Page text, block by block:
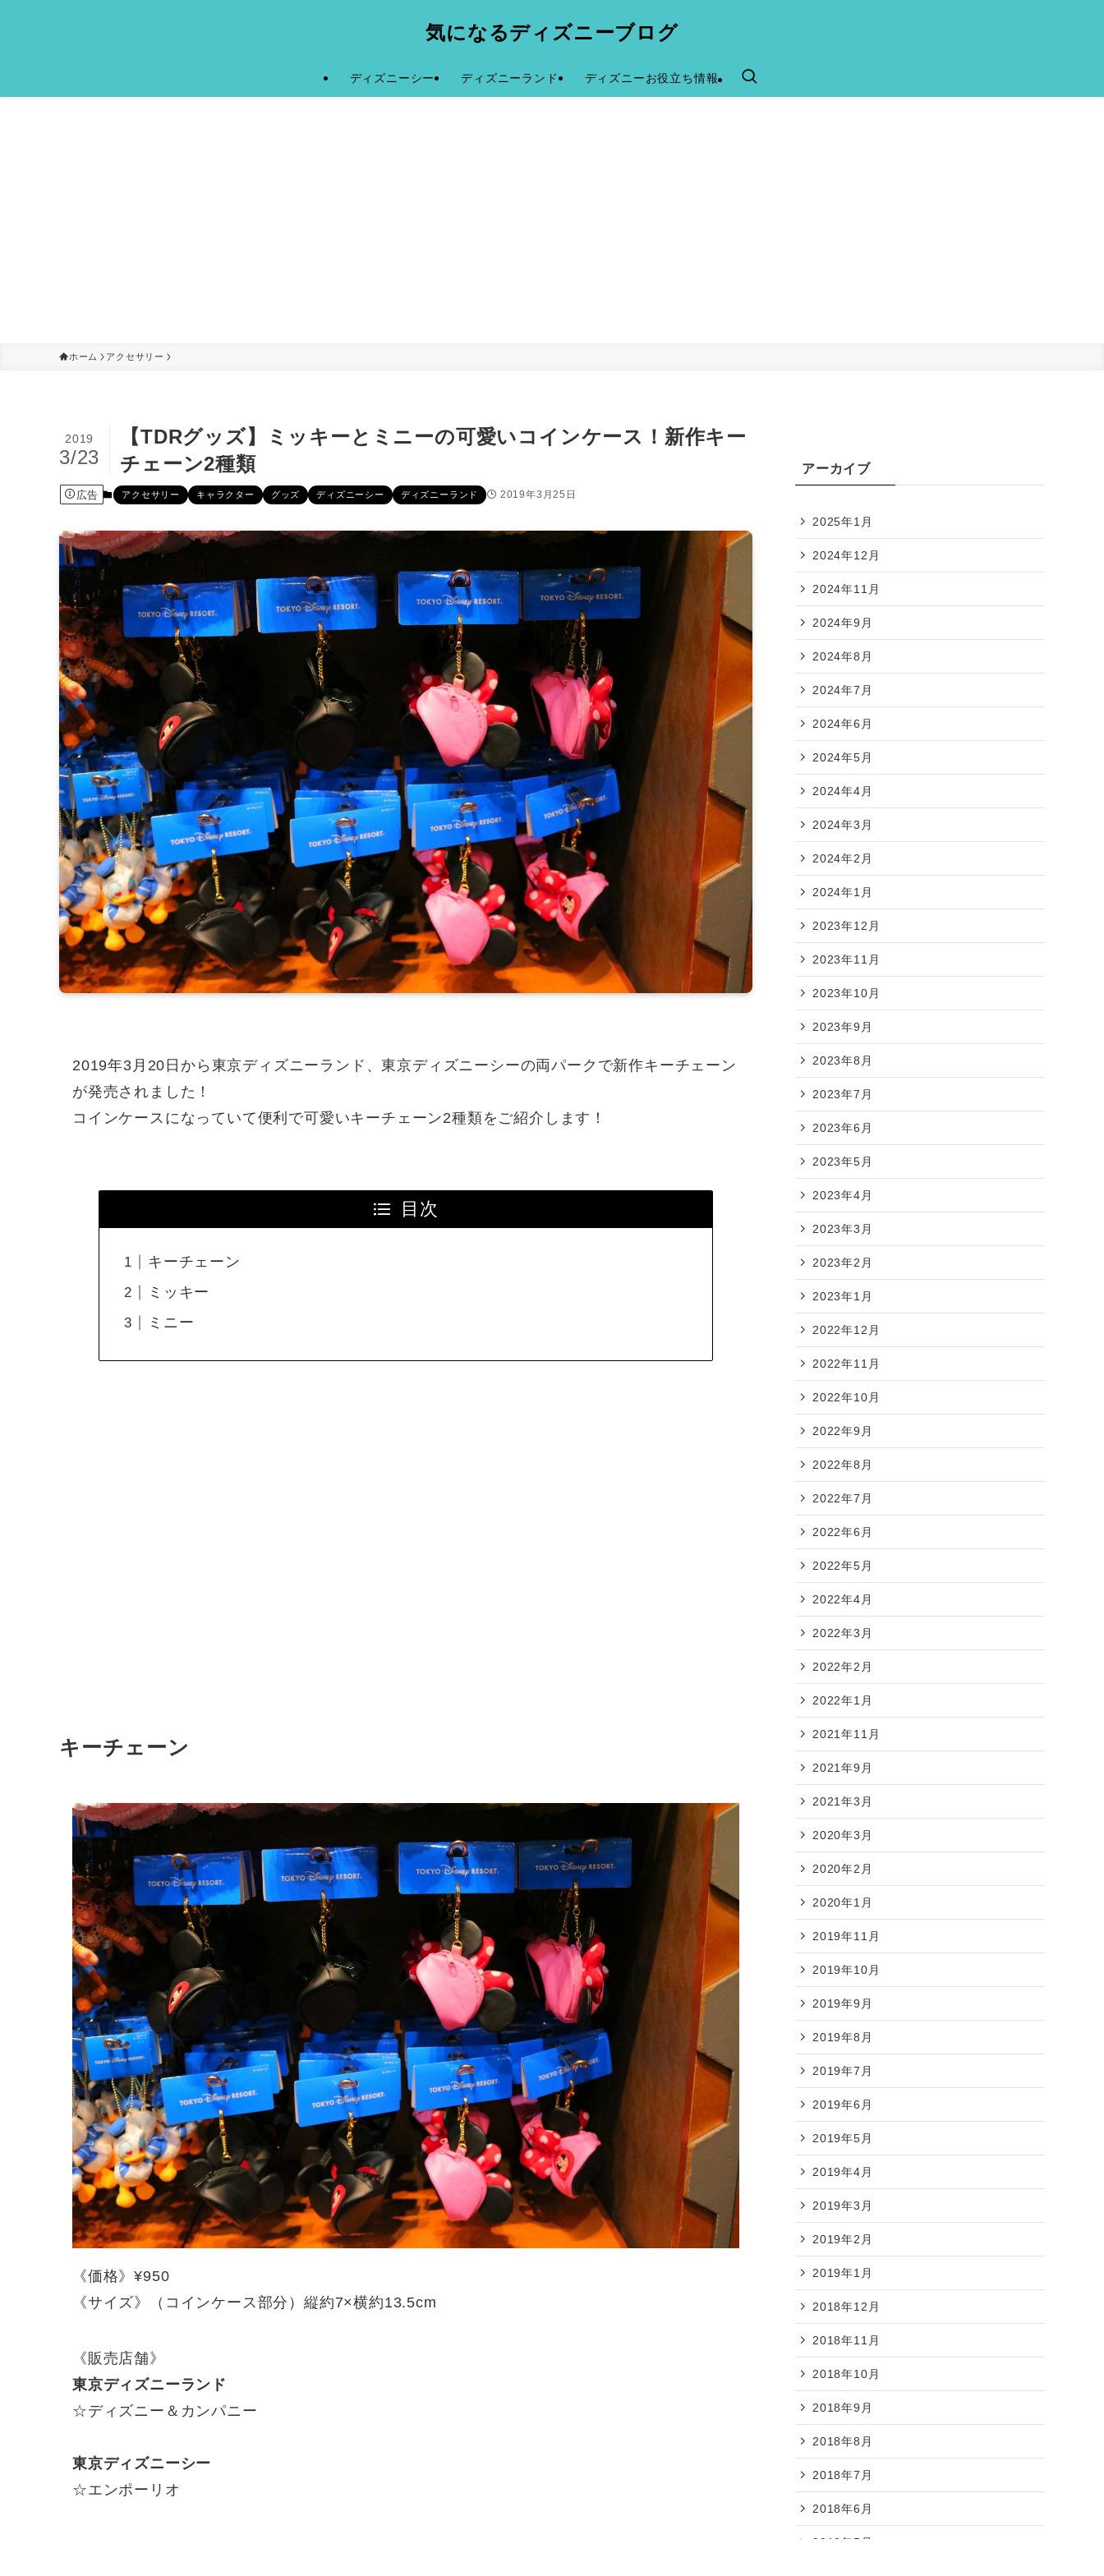
気になるディズニーブログ
ディズニーシー ディズニーランド ディズニーお役立ち情報
ホーム アクセサリー
【TDRグッズ】ミッキーとミニーの可愛いコインケース！新作キー
チェーン2種類
2019
3/23
広告 アクセサリー キャラクター グッズ ディズニーシー ディズニーランド 2019年3月25日
2019年3月20日から東京ディズニーランド、東京ディズニーシーの両パークで新作キーチェーン
が発売されました！
コインケースになっていて便利で可愛いキーチェーン2種類をご紹介します！
目次
キーチェーン
ミッキー
ミニー
キーチェーン
《価格》¥950
《サイズ》（コインケース部分）縦約7×横約13.5cm
《販売店舗》
東京ディズニーランド
☆ディズニー＆カンパニー
東京ディズニーシー
☆エンポーリオ
アーカイブ
2025年1月
2024年12月
2024年11月
2024年9月
2024年8月
2024年7月
2024年6月
2024年5月
2024年4月
2024年3月
2024年2月
2024年1月
2023年12月
2023年11月
2023年10月
2023年9月
2023年8月
2023年7月
2023年6月
2023年5月
2023年4月
2023年3月
2023年2月
2023年1月
2022年12月
2022年11月
2022年10月
2022年9月
2022年8月
2022年7月
2022年6月
2022年5月
2022年4月
2022年3月
2022年2月
2022年1月
2021年11月
2021年9月
2021年3月
2020年3月
2020年2月
2020年1月
2019年11月
2019年10月
2019年9月
2019年8月
2019年7月
2019年6月
2019年5月
2019年4月
2019年3月
2019年2月
2019年1月
2018年12月
2018年11月
2018年10月
2018年9月
2018年8月
2018年7月
2018年6月
2018年5月